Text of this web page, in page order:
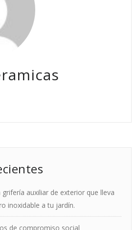
grifería auxiliar de exterior que lleva
inoxidable a tu jardín.
de compromiso social